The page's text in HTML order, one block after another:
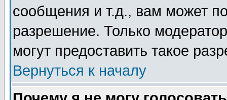
сообщения и т.д., вам может
разрешение. Только
могут предоставить такое
Вернуться к началу